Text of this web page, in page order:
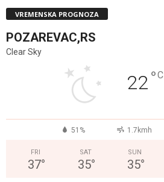
VREMENSKA PROGNOZA
POZAREVAC,RS
Clear Sky
22°C
51% 1.7kmh
FRI
37°
SAT
35°
SUN
35°